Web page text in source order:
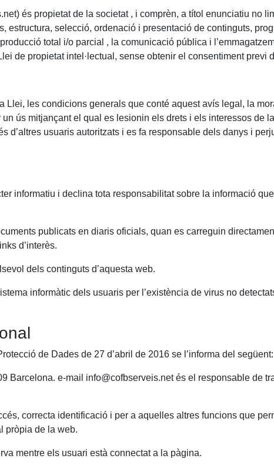
és propietat de la societat , i comprèn, a títol enunciatiu no
selecció, ordenació i presentació de continguts,
total i/o parcial , la comunicació pública i
de propietat intel·lectual, sense obtenir el consentiment previ
Llei, les condicions generals que conté aquest avís legal, la
un ús mitjançant el qual es lesionin els drets i els interessos de
d’altres usuaris autoritzats i es fa responsable dels danys i
informatiu i declina tota responsabilitat sobre la informació
publicats en diaris oficials, quan es carreguin
d’interès.
dels continguts d’aquesta web.
informàtic dels usuaris per l’existència de virus no
de Dades de 27 d’abril de 2016 se l’informa del següent:
Barcelona. e-mail info@cofbserveis.net és el responsable de
correcta identificació i per a aquelles altres funcions que
pròpia de la web.
mentre els usuari està connectat a la pàgina.